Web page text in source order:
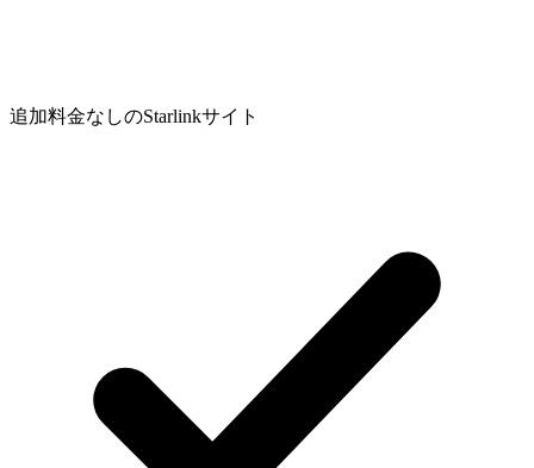
追加料金なしのStarlinkサイト